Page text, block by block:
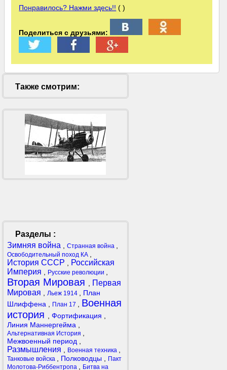
Понравилось? Нажми здесь!! ( )
Поделиться с друзьями:
Также смотрим:
Разделы :
Зимняя война
Странная война
Освободительный поход КА
История СССР
Российская
Империя
Русские революции
Вторая Мировая
Первая
Мировая
Льеж 1914
План
Шлиффена
План 17
Военная
история
Фортификация
Линия Маннергейма
Альтернативная История
Межвоенный период
Размышления Военная техника
Танковые войска Полководцы
Пакт
Молотова-Риббентропа
Битва на